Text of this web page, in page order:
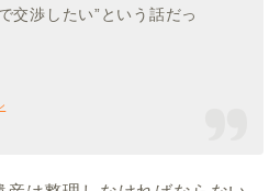
交渉したい”という話だっ